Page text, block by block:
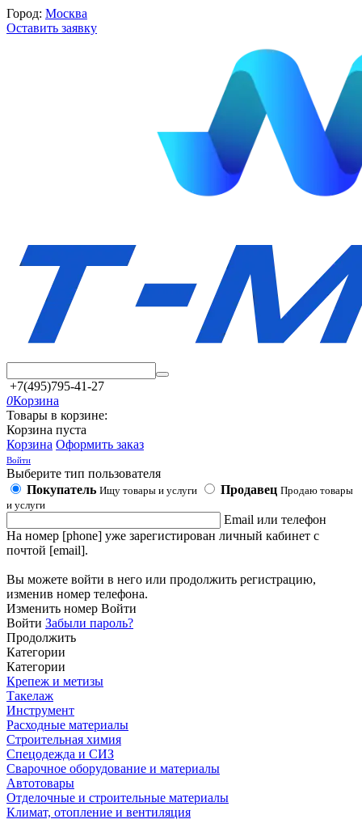
Город: Москва
Оставить заявку
+7(495)795-41-27
0Корзина
Товары в корзине:
Корзина пуста
Корзина Оформить заказ
Войти
Выберите тип пользователя
Покупатель Ищу товары и услуги Продавец Продаю товары
и услуги
Email или телефон
На номер [phone] уже зарегистирован личный кабинет с
почтой [email].
Вы можете войти в него или продолжить регистрацию,
изменив номер телефона.
Изменить номер Войти
Войти Забыли пароль?
Продолжить
Категории
Категории
Крепеж и метизы
Такелаж
Инструмент
Расходные материалы
Строительная химия
Спецодежда и СИЗ
Сварочное оборудование и материалы
Автотовары
Отделочные и строительные материалы
Климат, отопление и вентиляция